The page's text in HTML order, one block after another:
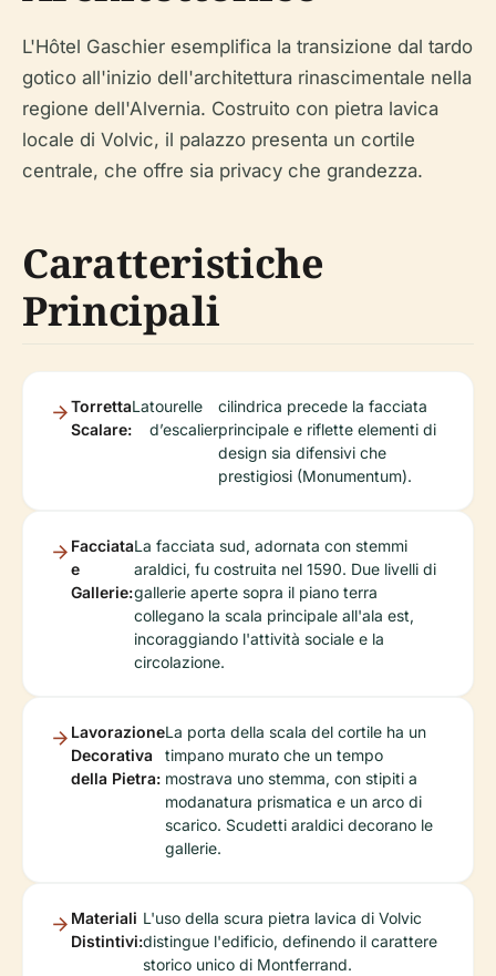
L'Hôtel Gaschier esemplifica la transizione dal tardo
gotico all'inizio dell'architettura rinascimentale nella
regione dell'Alvernia. Costruito con pietra lavica
locale di Volvic, il palazzo presenta un cortile
centrale, che offre sia privacy che grandezza.
Caratteristiche
Principali
Torretta
Scalare:
Latourelle
d’escalier
cilindrica precede la facciata
principale e riflette elementi di
design sia difensivi che
prestigiosi (Monumentum).
Facciata
e
Gallerie:
La facciata sud, adornata con stemmi
araldici, fu costruita nel 1590. Due livelli di
gallerie aperte sopra il piano terra
collegano la scala principale all'ala est,
incoraggiando l'attività sociale e la
circolazione.
Lavorazione
Decorativa
della Pietra:
La porta della scala del cortile ha un
timpano murato che un tempo
mostrava uno stemma, con stipiti a
modanatura prismatica e un arco di
scarico. Scudetti araldici decorano le
gallerie.
Materiali
Distintivi:
L'uso della scura pietra lavica di Volvic
distingue l'edificio, definendo il carattere
storico unico di Montferrand.